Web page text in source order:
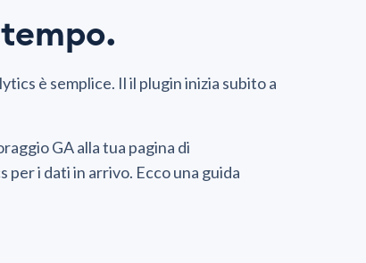
è semplice. Il il plugin inizia subito a
GA alla tua pagina di
i dati in arrivo. Ecco una guida